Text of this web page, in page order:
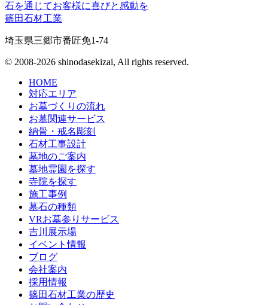
石を通じてお客様に喜びと感動を
篠田石材工業
埼玉県三郷市番匠免1-74
© 2008-2026 shinodasekizai, All rights reserved.
HOME
対応エリア
お墓づくりの流れ
お墓関連サービス
納骨・戒名彫刻
石材工事設計
墓地のご案内
墓地霊園を探す
寺院を探す
施工事例
墓石の種類
VRお墓参りサービス
吉川展示場
イベント情報
ブログ
会社案内
採用情報
篠田石材工業の歴史